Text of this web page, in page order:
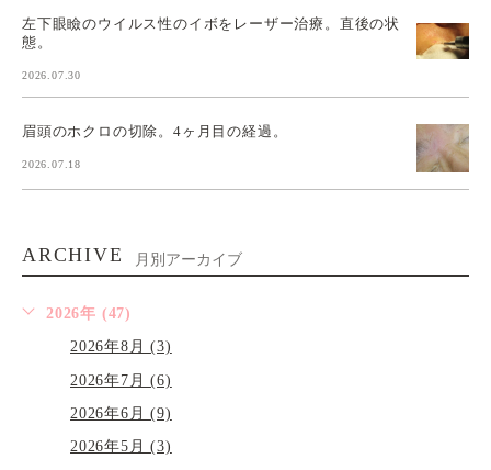
左下眼瞼のウイルス性のイボをレーザー治療。直後の状
態。
2026.07.30
眉頭のホクロの切除。4ヶ月目の経過。
2026.07.18
ARCHIVE 月別アーカイブ
2026年 (47)
2026年8月 (3)
2026年7月 (6)
2026年6月 (9)
2026年5月 (3)